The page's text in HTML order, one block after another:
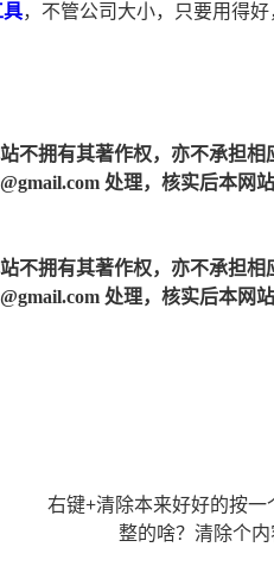
具，不管公司大小，只要用得
不拥有其著作权，亦不承担相
处理，核实后本网
不拥有其著作权，亦不承担相
处理，核实后本网
右键+清除本来好好的按
整的啥？清除个内